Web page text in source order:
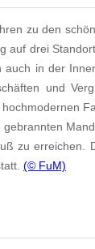
zu den
auf drei
in der
und
zu erreichen.
(© FuM)